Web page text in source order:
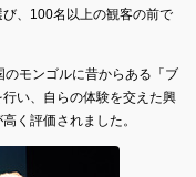
、100名以上の観客の前で
モンゴルに昔からある「ブ
い、自らの体験を交えた興
く評価されました。